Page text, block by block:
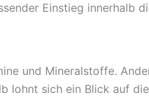
Einstieg innerhalb
und Mineralstoffe.
lohnt sich ein Blick auf